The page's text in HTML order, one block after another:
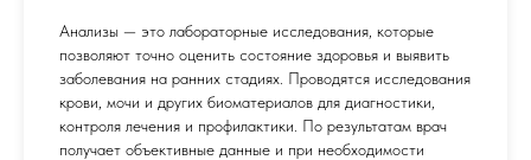
Анализы — это лабораторные исследования, которые
позволяют точно оценить состояние здоровья и выявить
заболевания на ранних стадиях. Проводятся исследования
крови, мочи и других биоматериалов для диагностики,
контроля лечения и профилактики. По результатам врач
получает объективные данные и при необходимости